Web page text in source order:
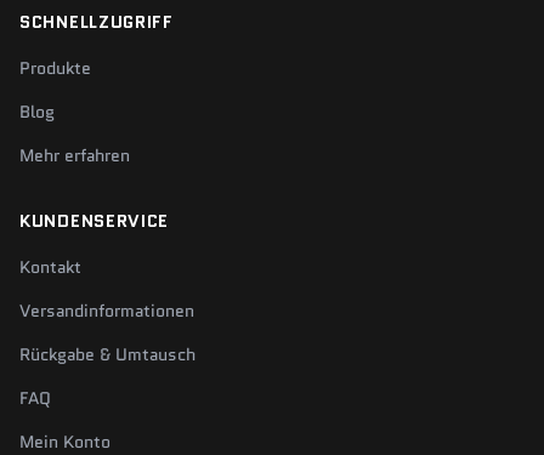
SCHNELLZUGRIFF
Produkte
Blog
Mehr erfahren
KUNDENSERVICE
Kontakt
Versandinformationen
Rückgabe & Umtausch
FAQ
Mein Konto